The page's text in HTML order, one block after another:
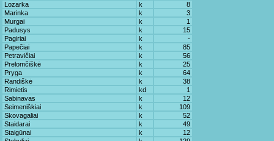
Lozarka
k
8
Marinka
k
3
Murgai
k
1
Padusys
k
15
Pagiriai
k
-
Papečiai
k
85
Petravičiai
k
56
Prelomčiškė
k
25
Pryga
k
64
Randiškė
k
38
Rimietis
kd
1
Sabinavas
k
12
Seimeniškiai
k
109
Skovagaliai
k
52
Staidarai
k
49
Staigūnai
k
12